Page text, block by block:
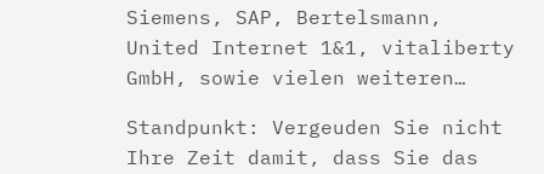
Siemens, SAP, Bertelsmann,
United Internet 1&1, vitaliberty
GmbH, sowie vielen weiteren…
Standpunkt: Vergeuden Sie nicht
Ihre Zeit damit, dass Sie das